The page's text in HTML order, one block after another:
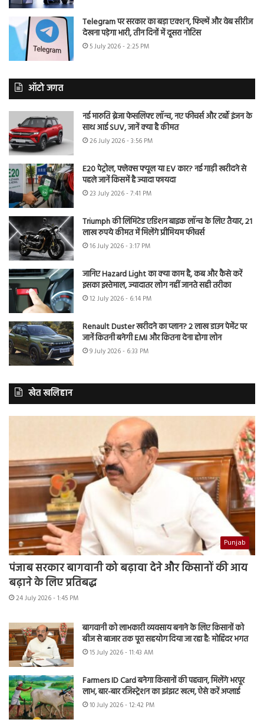
Telegram पर सरकार का बड़ा एक्शन, फिल्में और वेब सीरीज
देखना पड़ेगा भारी, तीन दिनों में दूसरा नोटिस
5 July 2026 - 2:25 PM
ऑटो जगत
नई मारुति ब्रेजा फेसलिफ्ट लॉन्च, नए फीचर्स और टर्बो इंजन के
साथ आई SUV, जानें क्या है कीमत
26 July 2026 - 3:56 PM
E20 पेट्रोल, फ्लेक्स फ्यूल या EV कार? नई गाड़ी खरीदने से
पहले जानें किसमें है ज्यादा फायदा
23 July 2026 - 7:41 PM
Triumph की लिमिटेड एडिशन बाइक लॉन्च के लिए तैयार, 21
लाख रुपये कीमत में मिलेंगे प्रीमियम फीचर्स
16 July 2026 - 3:17 PM
जानिए Hazard Light का क्या काम है, कब और कैसे करें
इसका इस्तेमाल, ज्यादातर लोग नहीं जानते सही तरीका
12 July 2026 - 6:14 PM
Renault Duster खरीदने का प्लान? 2 लाख डाउन पेमेंट पर
जानें कितनी बनेगी EMI और कितना देना होगा लोन
9 July 2026 - 6:33 PM
खेत खलिहान
Punjab
पंजाब सरकार बागवानी को बढ़ावा देने और किसानों की आय
बढ़ाने के लिए प्रतिबद्ध
24 July 2026 - 1:45 PM
बागवानी को लाभकारी व्यवसाय बनाने के लिए किसानों को
बीज से बाजार तक पूरा सहयोग दिया जा रहा है: मोहिंदर भगत
15 July 2026 - 11:43 AM
Farmers ID Card बनेगा किसानों की पहचान, मिलेंगे भरपूर
लाभ, बार-बार रजिस्ट्रेशन का झंझट खत्म, ऐसे करें अप्लाई
10 July 2026 - 12:42 PM